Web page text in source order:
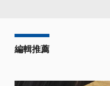
編輯推薦